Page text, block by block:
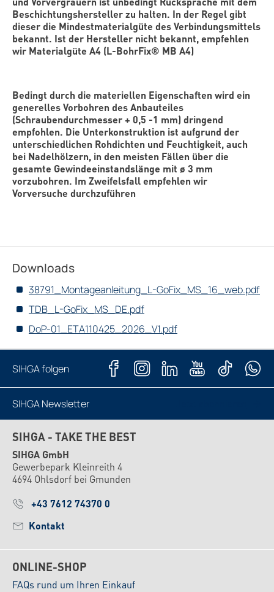
Beschichtungshersteller zu halten. In der Regel gibt
dieser die Mindestmaterialgüte des Verbindungsmittels
bekannt. Ist der Hersteller nicht bekannt, empfehlen
wir Materialgüte A4 (L-BohrFix® MB A4)
Bedingt durch die materiellen Eigenschaften wird ein
generelles Vorbohren des Anbauteiles
(Schraubendurchmesser + 0,5 -1 mm) dringend
empfohlen. Die Unterkonstruktion ist aufgrund der
unterschiedlichen Rohdichten und Feuchtigkeit, auch
bei Nadelhölzern, in den meisten Fällen über die
gesamte Gewindeeinstandslänge mit ø 3 mm
vorzubohren. Im Zweifelsfall empfehlen wir
Vorversuche durchzuführen
Downloads
38791_Montageanleitung_L-GoFix_MS_16_web.pdf
TDB_L-GoFix_MS_DE.pdf
DoP-01_ETA110425_2026_V1.pdf
SIHGA folgen
SIHGA Newsletter
SIHGA - TAKE THE BEST
SIHGA GmbH
Gewerbepark Kleinreith 4
4694 Ohlsdorf bei Gmunden
+43 7612 74370 0
Kontakt
ONLINE-SHOP
FAQs rund um Ihren Einkauf